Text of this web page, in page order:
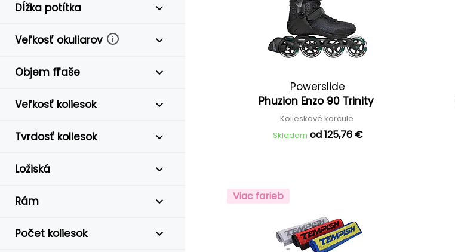
Dĺžka potítka
Veľkosť okuliarov
Objem fľaše
Veľkosť koliesok
Tvrdosť koliesok
Ložiská
Rám
Počet koliesok
Powerslide
Phuzion Enzo 90 Trinity
Kolieskové korčule
Skladom od 125,76 €
Viac farieb